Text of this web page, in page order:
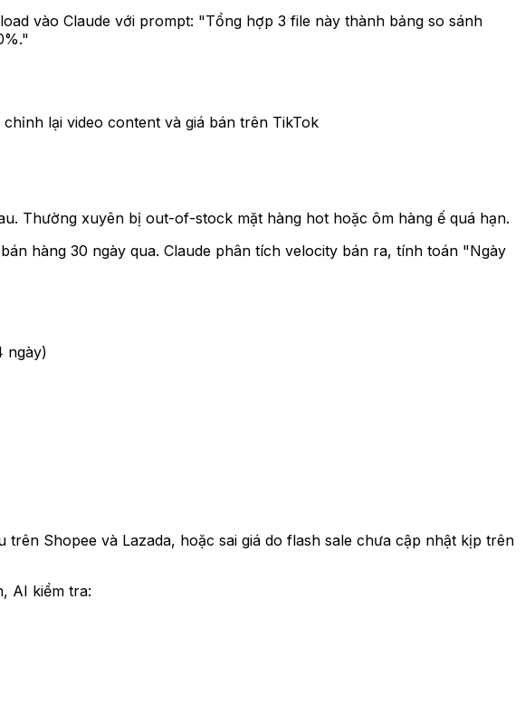
vào Claude với prompt: "Tổng hợp 3 file này thành bảng so sánh
lại video content và giá bán trên TikTok
Thường xuyên bị out-of-stock mặt hàng hot hoặc ôm hàng ế quá hạn.
hàng 30 ngày qua. Claude phân tích velocity bán ra, tính toán "Ngày
ngày)
Shopee và Lazada, hoặc sai giá do flash sale chưa cập nhật kịp trên
AI kiểm tra: